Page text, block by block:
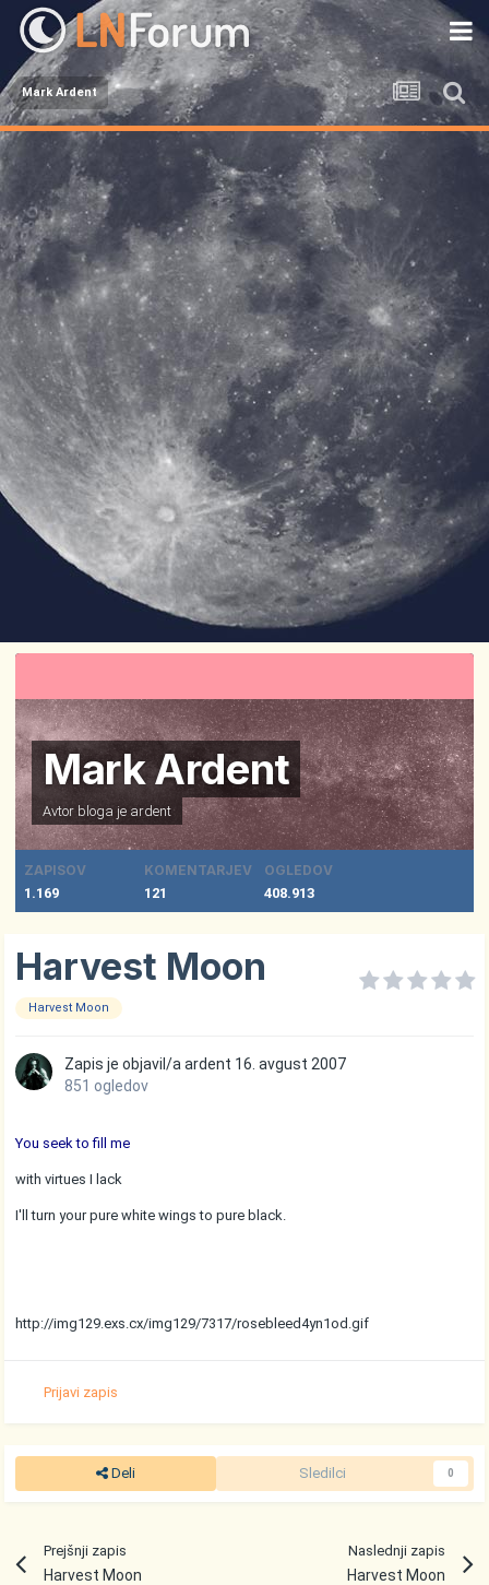
Mark Ardent
Mark Ardent
Avtor bloga je ardent
ZAPISOV
1.169
KOMENTARJEV
121
OGLEDOV
408.913
Harvest Moon
Harvest Moon
Zapis je objavil/aardent 16. avgust 2007
851 ogledov
You seek to fill me
with virtues I lack
I'll turn your pure white wings to pure black.
http://img129.exs.cx/img129/7317/rosebleed4yn1od.gif
Prijavi zapis
Deli Sledilci 0
Prejšnji zapis
Harvest Moon
Naslednji zapis
Harvest Moon